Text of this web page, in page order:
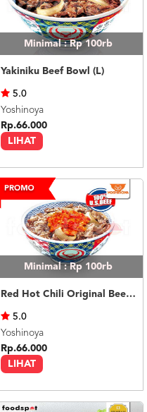
Minimal : Rp 100rb
Yakiniku Beef Bowl (L)
LIHAT
5.0
Yoshinoya
Rp.66.000
Minimal : Rp 100rb
Red Hot Chili Original Beef Bowl (R)
LIHAT
5.0
Yoshinoya
Rp.66.000